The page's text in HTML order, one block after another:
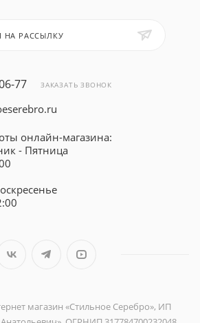
НА РАССЫЛКУ
77 ЗАКАЗАТЬ ЗВОНОК
онлайн-магазина:
- Пятница
магазин «Стильное Серебро», ИП